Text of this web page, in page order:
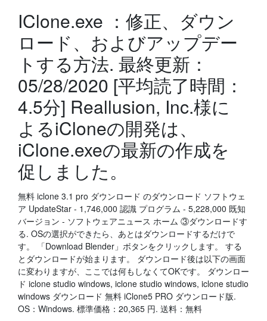
IClone.exe ：修正、ダウン
ロード、およびアップデー
トする方法. 最終更新：
05/28/2020 [平均読了時間：
4.5分] Reallusion, Inc.様に
よるiCloneの開発は、
iClone.exeの最新の作成を
促しました。
無料 iclone 3.1 pro ダウンロード のダウンロード ソフトウェ
ア UpdateStar - 1,746,000 認識 プログラム - 5,228,000 既知
バージョン - ソフトウェアニュース ホーム ③ダウンロードす
る. OSの選択ができたら、あとはダウンロードするだけで
す。 「Download Blender」ボタンをクリックします。 する
とダウンロードが始まります。 ダウンロード後は以下の画面
に変わりますが、ここでは何もしなくてOKです。 ダウンロー
ド iclone studio windows, iclone studio windows, iclone studio
windows ダウンロード 無料 iClone5 PRO ダウンロード版.
OS：Windows. 標準価格：20,365 円. 送料：無料